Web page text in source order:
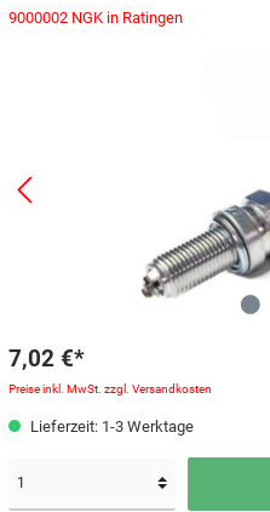
9000002 NGK in Ratingen
7,02 €*
Preise inkl. MwSt. zzgl. Versandkosten
Lieferzeit: 1-3 Werktage